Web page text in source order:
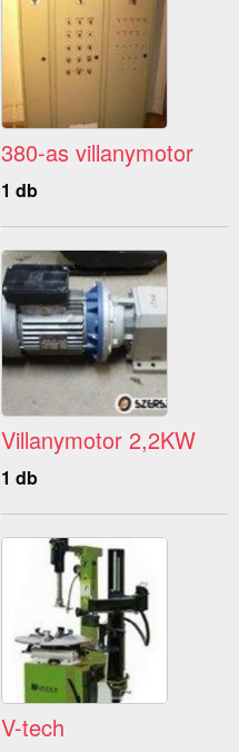
380-as villanymotor
1 db
Villanymotor 2,2KW
1 db
V-tech